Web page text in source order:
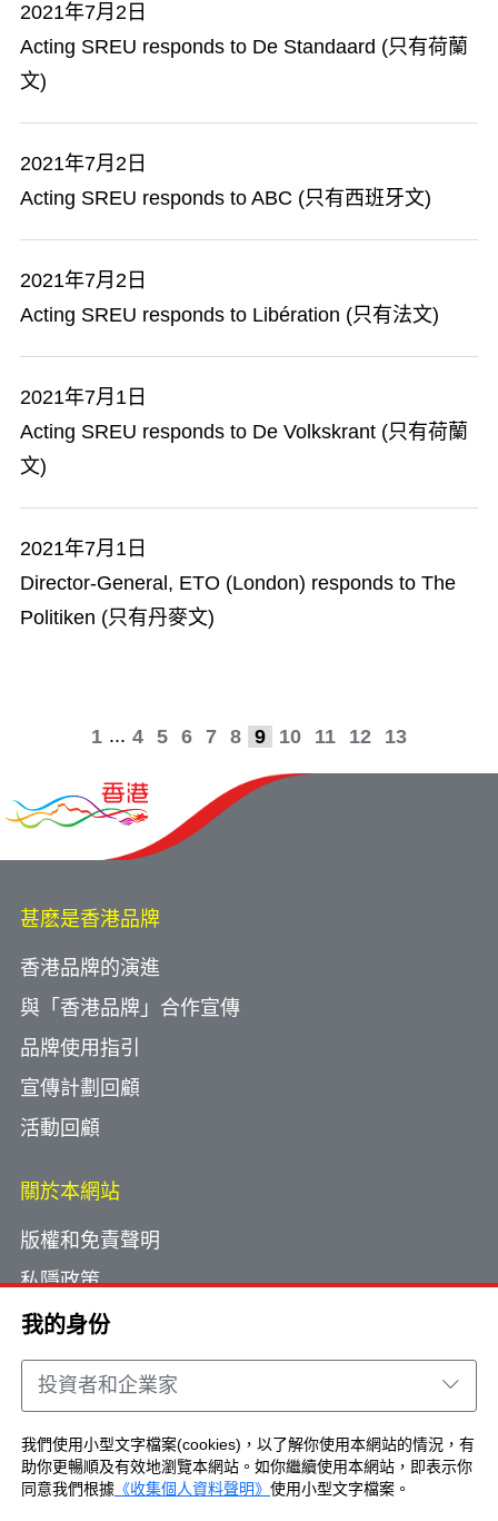
我的身份
投資者和企業家
我們使用小型文字檔案(cookies)，以了解你使用本網站的情況，有
助你更暢順及有效地瀏覽本網站。如你繼續使用本網站，即表示你
同意我們根據 《收集個人資料聲明》 使用小型文字檔案。
2021年7月2日
Acting SREU responds to De Standaard (只有荷蘭
文)
2021年7月2日
Acting SREU responds to ABC (只有西班牙文)
2021年7月2日
Acting SREU responds to Libération (只有法文)
2021年7月1日
Acting SREU responds to De Volkskrant (只有荷蘭
文)
2021年7月1日
Director-General, ETO (London) responds to The
Politiken (只有丹麥文)
1 ... 4 5 6 7 8 9 10 11 12 13
甚麽是香港品牌
香港品牌的演進
與「香港品牌」合作宣傳
品牌使用指引
宣傳計劃回顧
活動回顧
關於本網站
版權和免責聲明
私隱政策
使用小型文字檔案
網頁指南
聯絡我們
Copyright © Brand Hong Kong. All Rights